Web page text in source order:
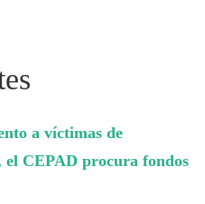
a víctimas de
CEPAD procura fondos